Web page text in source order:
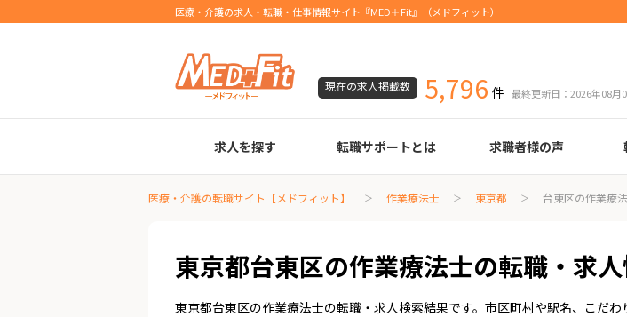
医療・介護の求人・転職・仕事情報サイト『MED＋Fit』（メドフィット）
現在の求人掲載数 5,796 件 最終更新日：2026年08月
求人を探す
臨床検査技師
診療放射線技師
臨床工学技士
医療事務
調剤薬局事務
理学療法士
作業療法士
言語聴覚士
機能訓練指導員
視能訓練士
看護師
薬剤師
転職サポートとは 求職者様の声
臨床検査技師
診療放射線技師
臨床工学技士
医療事務
調剤薬局事務
理学療法士
作業療法士
言語聴覚士
機能訓練指導員
視能訓練士
看護師
薬剤師 履
職
面
面
転
年
給
医療・介護の転職サイト【メドフィット】 作業療法士 東京都 台東区の作業療
東京都台東区の作業療法士の転職・求
東京都台東区の作業療法士の転職・求人検索結果です。市区町村や駅名、こだわ